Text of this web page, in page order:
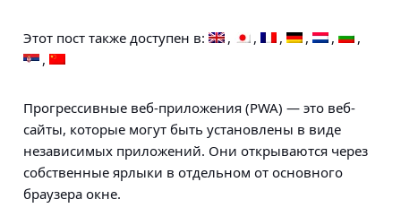
Этот пост также доступен в:
Прогрессивные веб-приложения (PWA) — это веб-
сайты, которые могут быть установлены в виде
независимых приложений. Они открываются через
собственные ярлыки в отдельном от основного
браузера окне.